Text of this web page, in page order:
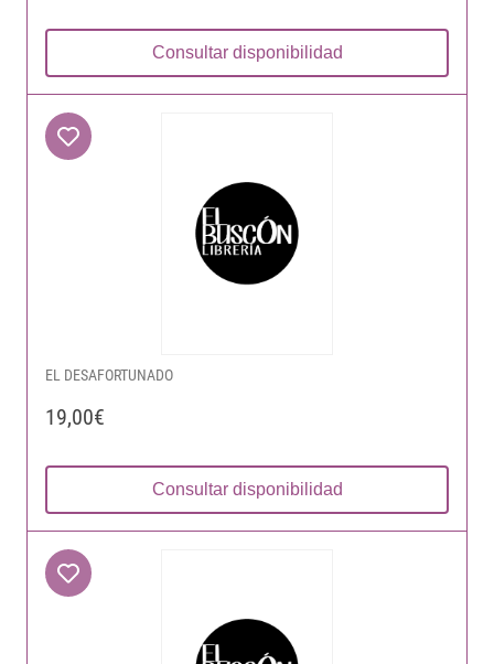
Consultar disponibilidad
EL DESAFORTUNADO
19,00€
Consultar disponibilidad